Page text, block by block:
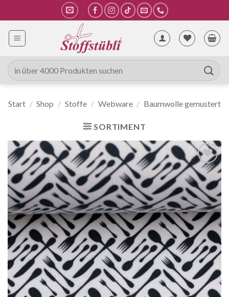
Inhalt
springen
Suche
nach:
Start / Shop / Stoffe / Webware / Baumwolle gemustert
SORTIMENT
Auf die
Wunschliste